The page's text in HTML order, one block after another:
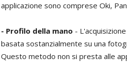
applicazione sono comprese Oki,
- Profilo della mano -
basata sostanzialmente su una
Questo metodo non si presta alle